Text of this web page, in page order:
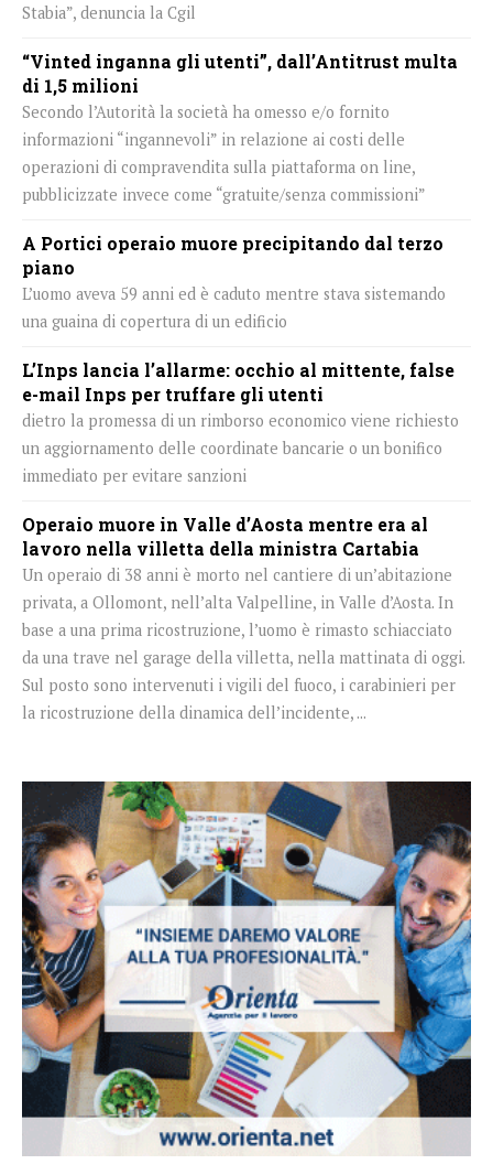
Stabia”, denuncia la Cgil
“Vinted inganna gli utenti”, dall’Antitrust multa
di 1,5 milioni
Secondo l’Autorità la società ha omesso e/o fornito
informazioni “ingannevoli” in relazione ai costi delle
operazioni di compravendita sulla piattaforma on line,
pubblicizzate invece come “gratuite/senza commissioni”
A Portici operaio muore precipitando dal terzo
piano
L’uomo aveva 59 anni ed è caduto mentre stava sistemando
una guaina di copertura di un edificio
L’Inps lancia l’allarme: occhio al mittente, false
e-mail Inps per truffare gli utenti
dietro la promessa di un rimborso economico viene richiesto
un aggiornamento delle coordinate bancarie o un bonifico
immediato per evitare sanzioni
Operaio muore in Valle d’Aosta mentre era al
lavoro nella villetta della ministra Cartabia
Un operaio di 38 anni è morto nel cantiere di un’abitazione
privata, a Ollomont, nell’alta Valpelline, in Valle d’Aosta. In
base a una prima ricostruzione, l’uomo è rimasto schiacciato
da una trave nel garage della villetta, nella mattinata di oggi.
Sul posto sono intervenuti i vigili del fuoco, i carabinieri per
la ricostruzione della dinamica dell’incidente, ...